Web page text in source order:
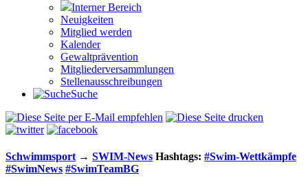
Interner Bereich
Neuigkeiten
Mitglied werden
Kalender
Gewaltprävention
Mitglieder­versammlungen
Stellen­aus­schrei­bungen
Suche
Schwimm­sport → SWIM-News Hashtags: #Swim-Wett­kämpfe
#SwimNews #SwimTeamBG